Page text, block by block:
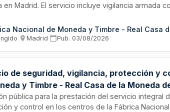
en Madrid. El servicio incluye vigilancia armada
La contratación se realiza mediante
que valoran aspectos técnicos y
Nacional de Moneda y Timbre - Real Casa
· Madrid· Pub. 03/08/2026
de seguridad, vigilancia, protección y
y Timbre - Real Casa de la Moneda
pública para la prestación del servicio integral
y control en los centros de la Fábrica